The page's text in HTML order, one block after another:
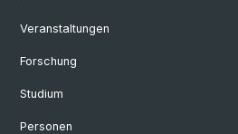
Veranstaltungen
Forschung
Studium
Personen